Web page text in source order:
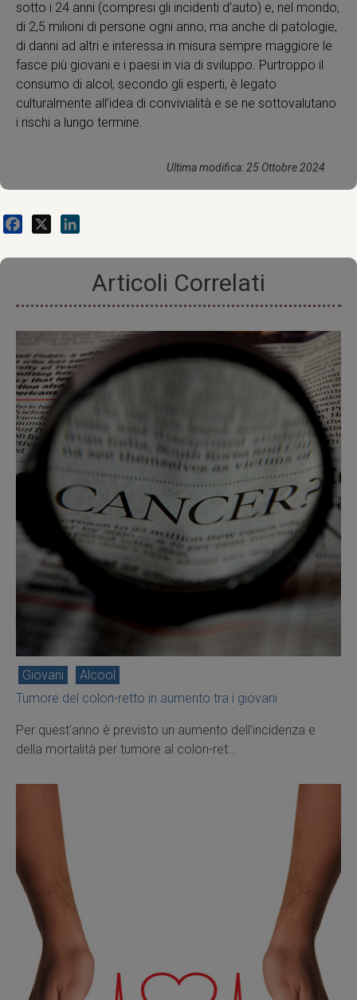
Ultima modifica: 25 Ottobre 2024
sotto i 24 anni (compresi gli incidenti d’auto) e, nel mondo,
di 2,5 milioni di persone ogni anno, ma anche di patologie,
di danni ad altri e interessa in misura sempre maggiore le
fasce più giovani e i paesi in via di sviluppo. Purtroppo il
consumo di alcol, secondo gli esperti, è legato
culturalmente all’idea di convivialità e se ne sottovalutano
i rischi a lungo termine.
Articoli Correlati
Giovani
Alcool
Tumore del colon-retto in aumento tra i giovani
Per quest'anno è previsto un aumento dell’incidenza e
della mortalità per tumore al colon-ret...